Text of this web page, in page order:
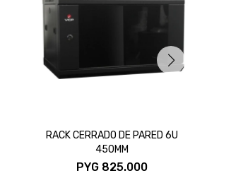
RACK CERRADO DE PARED 6U
450MM
PYG 825.000